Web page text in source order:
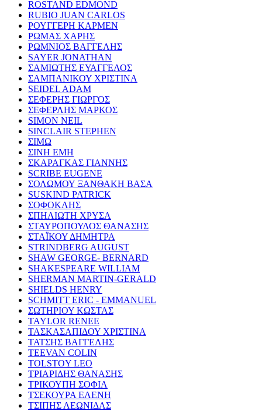
ROSTAND EDMOND
RUBIO JUAN CARLOS
ΡΟΥΓΓΕΡΗ ΚΑΡΜΕΝ
ΡΩΜΑΣ ΧΑΡΗΣ
ΡΩΜΝΙΟΣ ΒΑΓΓΕΛΗΣ
SAYER JONATHAN
ΣΑΜΙΩΤΗΣ ΕΥΑΓΓΕΛΟΣ
ΣΑΜΠΑΝΙΚΟΥ ΧΡΙΣΤΙΝΑ
SEIDEL ADAM
ΣΕΦΕΡΗΣ ΓΙΩΡΓΟΣ
ΣΕΦΕΡΛΗΣ ΜΑΡΚΟΣ
SIMON NEIL
SINCLAIR STEPHEN
ΣΙΜΩ
ΣΙΝΗ ΕΜΗ
ΣΚΑΡΑΓΚΑΣ ΓΙΑΝΝΗΣ
SCRIBE EUGENE
ΣΟΛΩΜΟΥ ΞΑΝΘΑΚΗ ΒΑΣΑ
SUSKIND PATRICK
ΣΟΦΟΚΛΗΣ
ΣΠΗΛΙΩΤΗ ΧΡΥΣΑ
ΣΤΑΥΡΟΠΟΥΛΟΣ ΘΑΝΑΣΗΣ
ΣΤΑΪΚΟΥ ΔΗΜΗΤΡΑ
STRINDBERG AUGUST
SHAW GEORGE- BERNARD
SHAKESPEARE WILLIAM
SHERMAN MARTIN-GERALD
SHIELDS HENRY
SCHMITT ERIC - EMMANUEL
ΣΩΤΗΡΙΟΥ ΚΩΣΤΑΣ
TAYLOR RENEE
ΤΑΣΚΑΣΑΠΙΔΟΥ ΧΡΙΣΤΙΝΑ
ΤΑΤΣΗΣ ΒΑΓΓΕΛΗΣ
TEEVAN COLIN
TOLSTOY LEO
ΤΡΙΑΡΙΔΗΣ ΘΑΝΑΣΗΣ
ΤΡΙΚΟΥΠΗ ΣΟΦΙΑ
ΤΣΕΚΟΥΡΑ ΕΛΕΝΗ
ΤΣΙΠΗΣ ΛΕΩΝΙΔΑΣ